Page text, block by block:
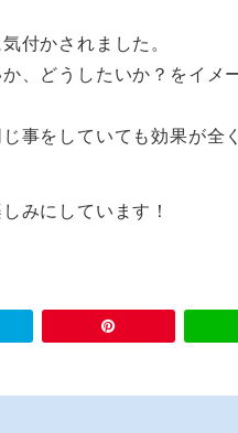
付かされました。
、どうしたいか？をイメ
事をしていても効果が全
みにしています！